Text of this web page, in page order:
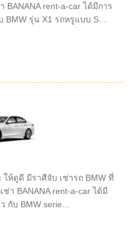
rent-a-car ได้มีการ
รุ่น X1 รถหรูแบบ S...
ให้ดูดี มีราศีจับ เช่ารถ BMW ที่
า BANANA rent-a-car ได้มี
กับ BMW serie...